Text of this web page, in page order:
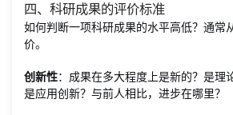
四、科研成果的评价标准
如何判断一项科研成果的水平高低？通常
价。
创新性：成果在多大程度上是新的？是理
是应用创新？与前人相比，进步在哪里？